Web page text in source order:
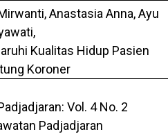
Anastasia Anna, Ayu
Kualitas Hidup Pasien
Koroner
Vol. 4 No. 2
Padjadjaran